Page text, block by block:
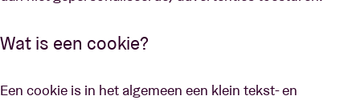
Concertcheque
Over AB
Wat is een cookie?
Een cookie is in het algemeen een klein tekst- en